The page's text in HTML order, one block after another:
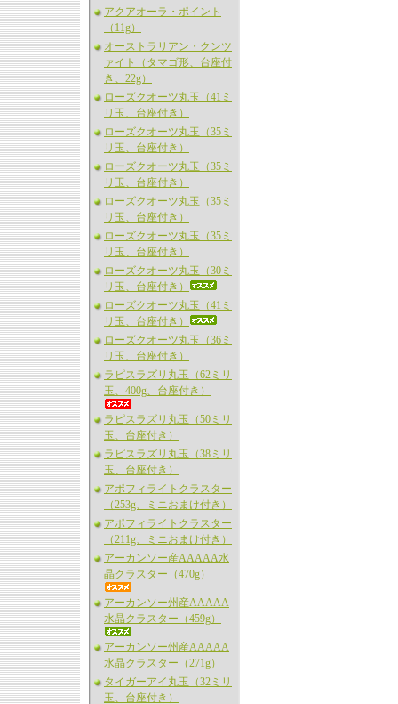
アクアオーラ・ポイント
（11g）
オーストラリアン・クンツ
ァイト（タマゴ形、台座付
き、22g）
ローズクオーツ丸玉（41ミ
リ玉、台座付き）
ローズクオーツ丸玉（35ミ
リ玉、台座付き）
ローズクオーツ丸玉（35ミ
リ玉、台座付き）
ローズクオーツ丸玉（35ミ
リ玉、台座付き）
ローズクオーツ丸玉（35ミ
リ玉、台座付き）
ローズクオーツ丸玉（30ミ
リ玉、台座付き）
ローズクオーツ丸玉（41ミ
リ玉、台座付き）
ローズクオーツ丸玉（36ミ
リ玉、台座付き）
ラピスラズリ丸玉（62ミリ
玉、400g、台座付き）
ラピスラズリ丸玉（50ミリ
玉、台座付き）
ラピスラズリ丸玉（38ミリ
玉、台座付き）
アポフィライトクラスター
（253g、ミニおまけ付き）
アポフィライトクラスター
（211g、ミニおまけ付き）
アーカンソー産AAAAA水
晶クラスター（470g）
アーカンソー州産AAAAA
水晶クラスター（459g）
アーカンソー州産AAAAA
水晶クラスター（271g）
タイガーアイ丸玉（32ミリ
玉、台座付き）